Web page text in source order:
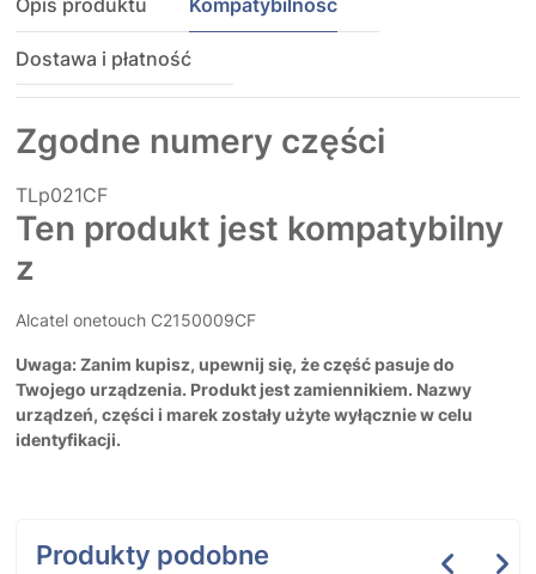
Opis produktu Kompatybilność
Dostawa i płatność
Zgodne numery części
TLp021CF
Ten produkt jest kompatybilny
z
Alcatel onetouch C2150009CF
Uwaga: Zanim kupisz, upewnij się, że część pasuje do
Twojego urządzenia. Produkt jest zamiennikiem. Nazwy
urządzeń, części i marek zostały użyte wyłącznie w celu
identyfikacji.
Produkty podobne